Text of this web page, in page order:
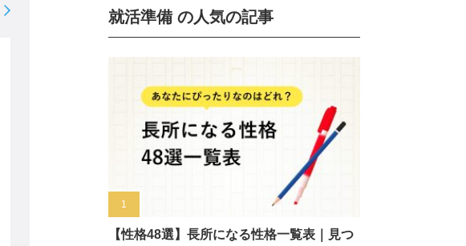
就活準備 の人気の記事
【性格48選】長所になる性格一覧表｜見つ